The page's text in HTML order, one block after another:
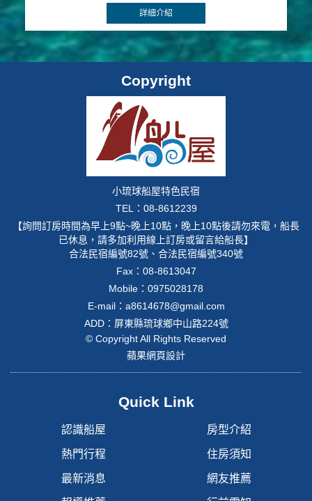
詳細介紹
Copyright
小琉球船屋特色民宿
TEL：08-8612239
【詢問訂房時間為早上9點~晚上10點，晚上10點後請勿來電，船長
已休息，請多加利用線上訂房或留言給船長】
合法民宿編號82號、合法民宿編號340號
Fax：08-8613047
Mobile： 0975028178
E-mail： a8614678@gmail.com
ADD：屏東縣琉球鄉中山路224號
© Copyright All Rights Reserved
蘋果網頁設計
Quick Link
認識船屋 房型介紹
熱門行程 住房須知
最新消息 網友推薦